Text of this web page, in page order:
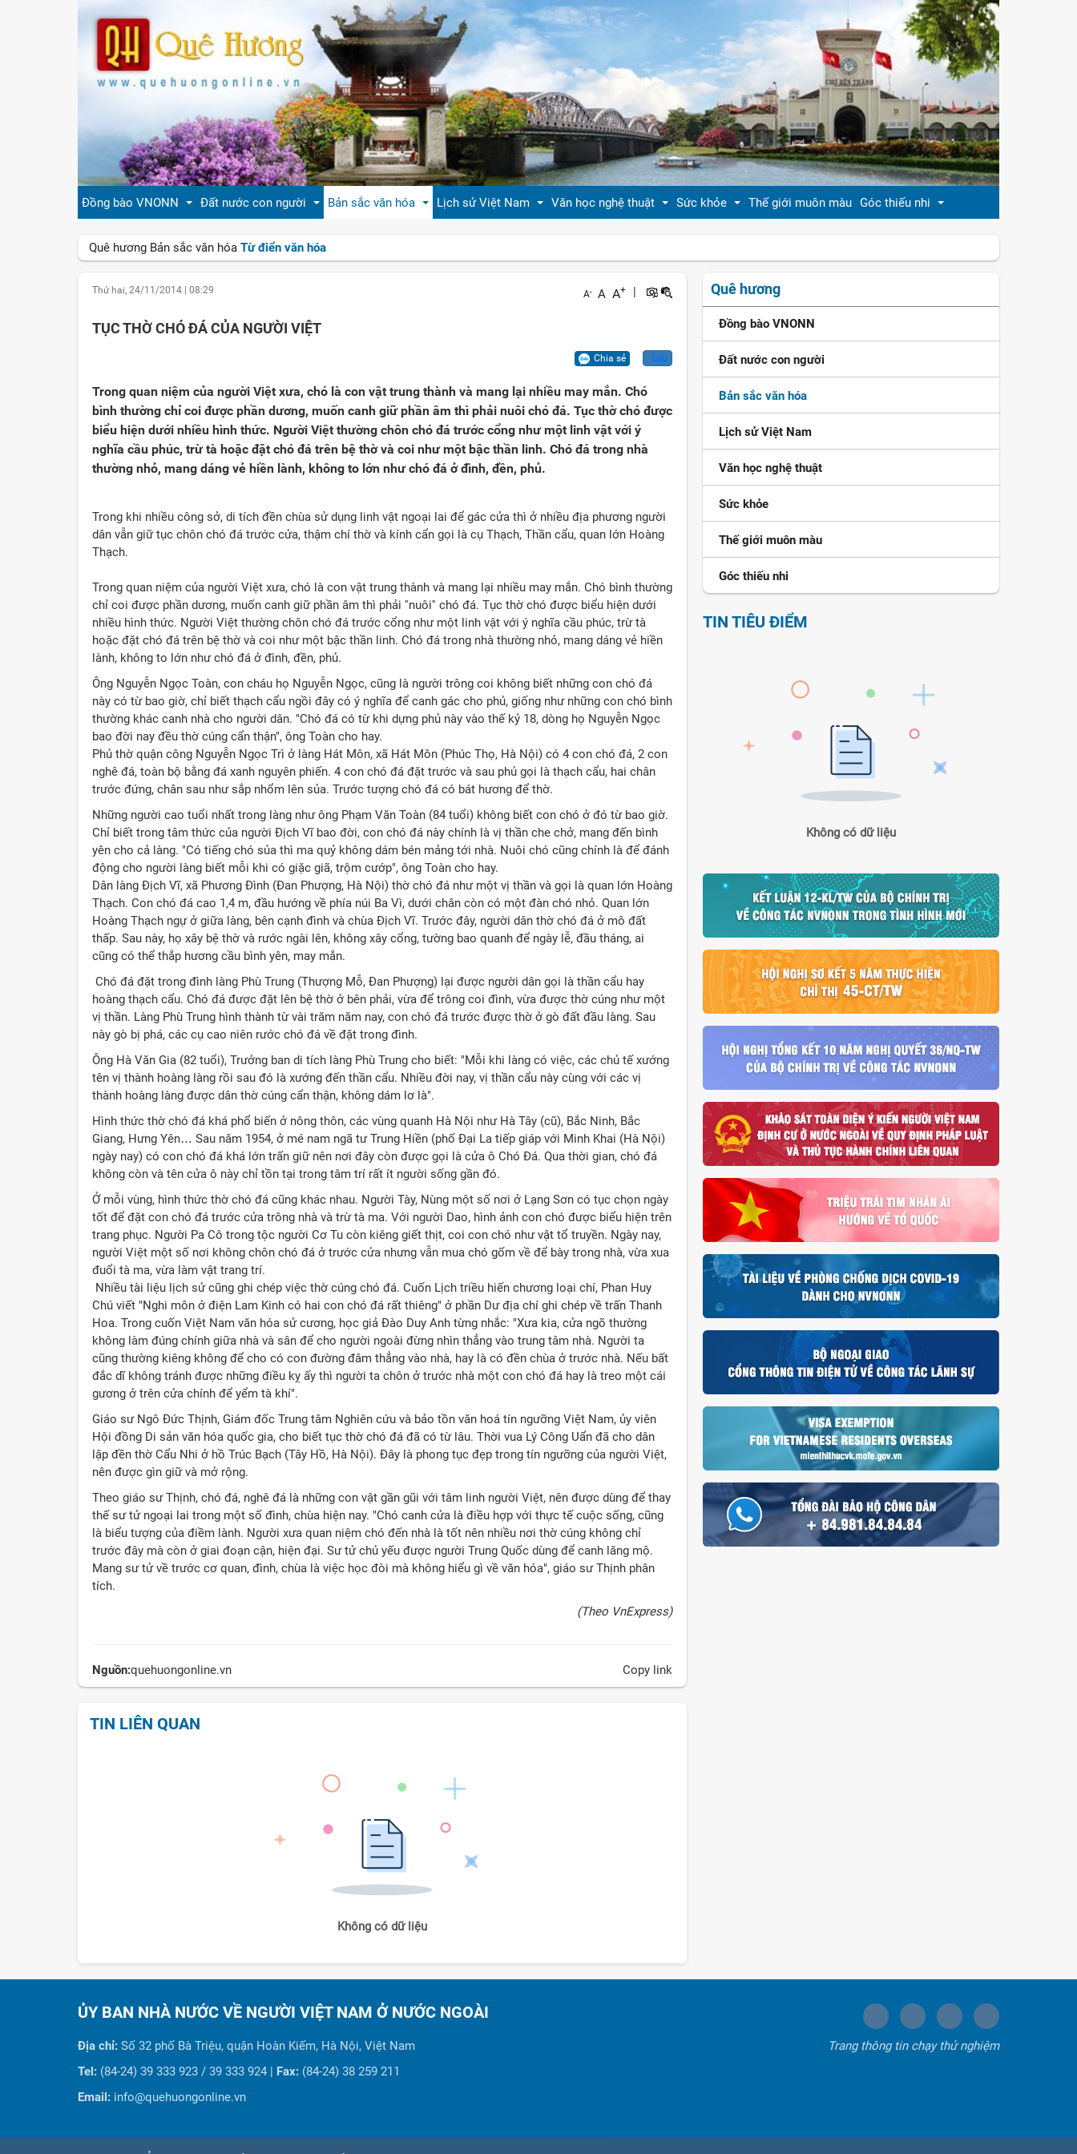
Đồng bào VNONN
Trang văn học nghệ thuật
Triệu trái tim nhân ái hướng về Tổ quốc
Đất nước con người
Sự thật và chân lý không thể đảo ngược
Bản sắc văn hóa
Giải thích thành ngữ - tục ngữ
Việt sử giai thoại
Cổ học tinh hoa
Lịch sử Việt Nam Văn học nghệ thuật
Ca dao tục ngữ
Giai thoại Việt Nam
Sức khỏe
Sống đẹp
Sống khỏe
Làm đẹp
Thế giới muôn màu Góc thiếu nhi
Ca dao - tục ngữ
Đồng dao
Quê hương Bản sắc văn hóa Từ điển văn hóa
Thứ hai, 24/11/2014 08:29 A- A A+
TỤC THỜ CHÓ ĐÁ CỦA NGƯỜI VIỆT
Chia sẻ Lưu
Trong quan niệm của người Việt xưa, chó là con vật trung thành và mang lại nhiều may mắn. Chó
bình thường chỉ coi được phần dương, muốn canh giữ phần âm thì phải nuôi chó đá. Tục thờ chó được
biểu hiện dưới nhiều hình thức. Người Việt thường chôn chó đá trước cổng như một linh vật với ý
nghĩa cầu phúc, trừ tà hoặc đặt chó đá trên bệ thờ và coi như một bậc thần linh. Chó đá trong nhà
thường nhỏ, mang dáng vẻ hiền lành, không to lớn như chó đá ở đình, đền, phủ.
Trong khi nhiều công sở, di tích đền chùa sử dụng linh vật ngoại lai để gác cửa thì ở nhiều địa phương người
dân vẫn giữ tục chôn chó đá trước cửa, thậm chí thờ và kính cẩn gọi là cụ Thạch, Thần cẩu, quan lớn Hoàng
Thạch.
Trong quan niệm của người Việt xưa, chó là con vật trung thành và mang lại nhiều may mắn. Chó bình thường
chỉ coi được phần dương, muốn canh giữ phần âm thì phải ''nuôi'' chó đá. Tục thờ chó được biểu hiện dưới
nhiều hình thức. Người Việt thường chôn chó đá trước cổng như một linh vật với ý nghĩa cầu phúc, trừ tà
hoặc đặt chó đá trên bệ thờ và coi như một bậc thần linh. Chó đá trong nhà thường nhỏ, mang dáng vẻ hiền
lành, không to lớn như chó đá ở đình, đền, phủ.
Ông Nguyễn Ngọc Toàn, con cháu họ Nguyễn Ngọc, cũng là người trông coi không biết những con chó đá
này có từ bao giờ, chỉ biết thạch cẩu ngồi đây có ý nghĩa để canh gác cho phủ, giống như những con chó bình
thường khác canh nhà cho người dân. "Chó đá có từ khi dựng phủ này vào thế kỷ 18, dòng họ Nguyễn Ngọc
bao đời nay đều thờ cúng cẩn thận", ông Toàn cho hay.
Phủ thờ quận công Nguyễn Ngọc Trì ở làng Hát Môn, xã Hát Môn (Phúc Thọ, Hà Nội) có 4 con chó đá, 2 con
nghê đá, toàn bộ bằng đá xanh nguyên phiến. 4 con chó đá đặt trước và sau phủ gọi là thạch cẩu, hai chân
trước đứng, chân sau như sắp nhổm lên sủa. Trước tượng chó đá có bát hương để thờ.
Những người cao tuổi nhất trong làng như ông Phạm Văn Toàn (84 tuổi) không biết con chó ở đó từ bao giờ.
Chỉ biết trong tâm thức của người Địch Vĩ bao đời, con chó đá này chính là vị thần che chở, mang đến bình
yên cho cả làng. "Có tiếng chó sủa thì ma quỷ không dám bén mảng tới nhà. Nuôi chó cũng chính là để đánh
động cho người làng biết mỗi khi có giặc giã, trộm cướp", ông Toàn cho hay.
Dân làng Địch Vĩ, xã Phương Đình (Đan Phượng, Hà Nội) thờ chó đá như một vị thần và gọi là quan lớn Hoàng
Thạch. Con chó đá cao 1,4 m, đầu hướng về phía núi Ba Vì, dưới chân còn có một đàn chó nhỏ. Quan lớn
Hoàng Thạch ngự ở giữa làng, bên cạnh đình và chùa Địch Vĩ. Trước đây, người dân thờ chó đá ở mô đất
thấp. Sau này, họ xây bệ thờ và rước ngài lên, không xây cổng, tường bao quanh để ngày lễ, đầu tháng, ai
cũng có thể thắp hương cầu bình yên, may mắn.
Chó đá đặt trong đình làng Phù Trung (Thượng Mỗ, Đan Phượng) lại được người dân gọi là thần cẩu hay
hoàng thạch cẩu. Chó đá được đặt lên bệ thờ ở bên phải, vừa để trông coi đình, vừa được thờ cúng như một
vị thần. Làng Phù Trung hình thành từ vài trăm năm nay, con chó đá trước được thờ ở gò đất đầu làng. Sau
này gò bị phá, các cụ cao niên rước chó đá về đặt trong đình.
Ông Hà Văn Gia (82 tuổi), Trưởng ban di tích làng Phù Trung cho biết: "Mỗi khi làng có việc, các chủ tế xướng
tên vị thành hoàng làng rồi sau đó là xướng đến thần cẩu. Nhiều đời nay, vị thần cẩu này cùng với các vị
thành hoàng làng được dân thờ cúng cẩn thận, không dám lơ là".
Hình thức thờ chó đá khá phổ biến ở nông thôn, các vùng quanh Hà Nội như Hà Tây (cũ), Bắc Ninh, Bắc
Giang, Hưng Yên… Sau năm 1954, ở mé nam ngã tư Trung Hiền (phố Đại La tiếp giáp với Minh Khai (Hà Nội)
ngày nay) có con chó đá khá lớn trấn giữ nên nơi đây còn được gọi là cửa ô Chó Đá. Qua thời gian, chó đá
không còn và tên cửa ô này chỉ tồn tại trong tâm trí rất ít người sống gần đó.
Ở mỗi vùng, hình thức thờ chó đá cũng khác nhau. Người Tày, Nùng một số nơi ở Lạng Sơn có tục chọn ngày
tốt để đặt con chó đá trước cửa trông nhà và trừ tà ma. Với người Dao, hình ảnh con chó được biểu hiện trên
trang phục. Người Pa Cô trong tộc người Cơ Tu còn kiêng giết thịt, coi con chó như vật tổ truyền. Ngày nay,
người Việt một số nơi không chôn chó đá ở trước cửa nhưng vẫn mua chó gốm về để bày trong nhà, vừa xua
đuổi tà ma, vừa làm vật trang trí.
Nhiều tài liệu lịch sử cũng ghi chép việc thờ cúng chó đá. Cuốn Lịch triều hiến chương loại chí, Phan Huy
Chú viết "Nghi môn ở điện Lam Kinh có hai con chó đá rất thiêng" ở phần Dư địa chí ghi chép về trấn Thanh
Hoa. Trong cuốn Việt Nam văn hóa sử cương, học giả Đào Duy Anh từng nhắc: "Xưa kia, cửa ngõ thường
không làm đúng chính giữa nhà và sân để cho người ngoài đừng nhìn thẳng vào trung tâm nhà. Người ta
cũng thường kiêng không để cho có con đường đâm thẳng vào nhà, hay là có đền chùa ở trước nhà. Nếu bất
đắc dĩ không tránh được những điều kỵ ấy thì người ta chôn ở trước nhà một con chó đá hay là treo một cái
gương ở trên cửa chính để yểm tà khí".
Giáo sư Ngô Đức Thịnh, Giám đốc Trung tâm Nghiên cứu và bảo tồn văn hoá tín ngưỡng Việt Nam, ủy viên
Hội đồng Di sản văn hóa quốc gia, cho biết tục thờ chó đá đã có từ lâu. Thời vua Lý Công Uẩn đã cho dân
lập đền thờ Cẩu Nhi ở hồ Trúc Bạch (Tây Hồ, Hà Nội). Đây là phong tục đẹp trong tín ngưỡng của người Việt,
nên được gìn giữ và mở rộng.
Theo giáo sư Thịnh, chó đá, nghê đá là những con vật gần gũi với tâm linh người Việt, nên được dùng để thay
thế sư tử ngoại lai trong một số đình, chùa hiện nay. "Chó canh cửa là điều hợp với thực tế cuộc sống, cũng
là biểu tượng của điềm lành. Người xưa quan niệm chó đến nhà là tốt nên nhiều nơi thờ cúng không chỉ
trước đây mà còn ở giai đoạn cận, hiện đại. Sư tử chủ yếu được người Trung Quốc dùng để canh lăng mộ.
Mang sư tử về trước cơ quan, đình, chùa là việc học đòi mà không hiểu gì về văn hóa", giáo sư Thịnh phân
tích.
(Theo VnExpress)
Nguồn:quehuongonline.vn Copy link
TIN LIÊN QUAN
Không có dữ liệu
Quê hương
Đồng bào VNONN
Đất nước con người
Bản sắc văn hóa
Lịch sử Việt Nam
Văn học nghệ thuật
Sức khỏe
Thế giới muôn màu
Góc thiếu nhi
TIN TIÊU ĐIỂM
Không có dữ liệu
ỦY BAN NHÀ NƯỚC VỀ NGƯỜI VIỆT NAM Ở NƯỚC NGOÀI
Địa chỉ: Số 32 phố Bà Triệu, quận Hoàn Kiếm, Hà Nội, Việt Nam
Tel: (84-24) 39 333 923 / 39 333 924 | Fax: (84-24) 38 259 211
Email: info@quehuongonline.vn
Trang thông tin chạy thử nghiệm